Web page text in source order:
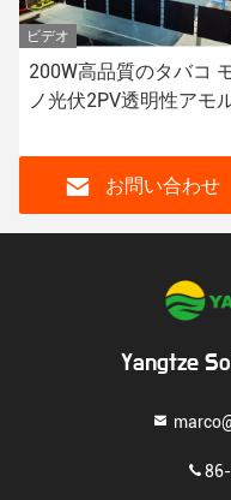
ビデオ
200W高品質のタバコ
ノ光伏2PV透明性アモ
ソーラーパネル
お問い合わせ
Yangtze